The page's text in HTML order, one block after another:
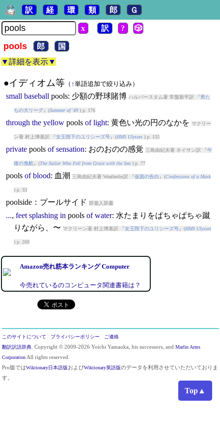
Top▲
訳 経 環 類 郎 Ｇ
x 訳 ? 🎲
pools 郎
国
▼詳細を表示▼
●イディオム等（ ↑単語追加で絞り込み）
small baseball pools: 少額の野球賭博 ハルバースタム著 常盤新平訳 『男た
ちの大リーグ』(Summer of '49) p. 176
through the yellow pools of light: 黄色い光の円のなかを マクリー
ン著 村上博基訳 『女王陛下のユリシーズ号』(HMS Ulysses) p. 155
private pools of sensation: おのおのの感覚 三島由紀夫著 ネイサン訳 『午
後の曳航 』(The Sailor Who Fell from Grace with the Sea) p. 77
pools of blood: 血潮 三島由紀夫著 Weatherby訳 『仮面の告白 』(Confessions of a Mask
) p. 33
poolside：プールサイド 辞遊人辞書
..., feet splashing in pools of water: 水たまりをぱちゃぱちゃ蹴
りながら、〜 マクリーン著 村上博基訳 『女王陛下のユリシーズ号』(HMS Ulysses
) p. 269
Amazon売れ筋本ランキング Computer
今売れているのコンピュータ関連書籍は？
このサイトについて プライバシーポリシー
ご連絡
翻訳訳語辞典 . Copyright © 2009-2026 Yoichi Yamaoka, his successors, and Marlin Arms
Corporation All rights reserved.
Pro版ではWiktionary日本語版およびWiktionary英語版のデータを利用させていただいておりま
す。